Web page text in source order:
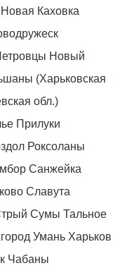
Каховка
Новый
(Харьковская
обл.)
Прилуки
Роксоланы
Санжейка
Славута
Сумы Тальное
Умань Харьков
Чабаны